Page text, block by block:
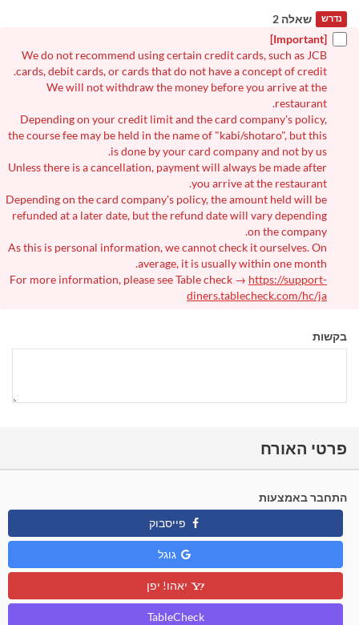
שאלה 2 נדרש
[Important]
We do not recommend using certain credit cards, such as JCB
cards, debit cards, or cards that do not have a concept of credit.
We will not withdraw the money before you arrive at the
restaurant.
Depending on your credit limit and the card company's policy,
the course fee may be held in the name of "kabi/shotaro", but this
is done by your card company and not by us.
Unless there is a cancellation, payment will always be made after
you arrive at the restaurant.
Depending on the card company's policy, the amount held will be
refunded at a later date, but the refund date will vary depending
on the company.
As this is personal information, we cannot check it ourselves. On
average, it is usually within one month.
For more information, please see Table check → https://support-
diners.tablecheck.com/hc/ja
בקשות
פרטי האורח
התחבר באמצעות
פייסבוק
גוגל
יאהו! יפן
TableCheck